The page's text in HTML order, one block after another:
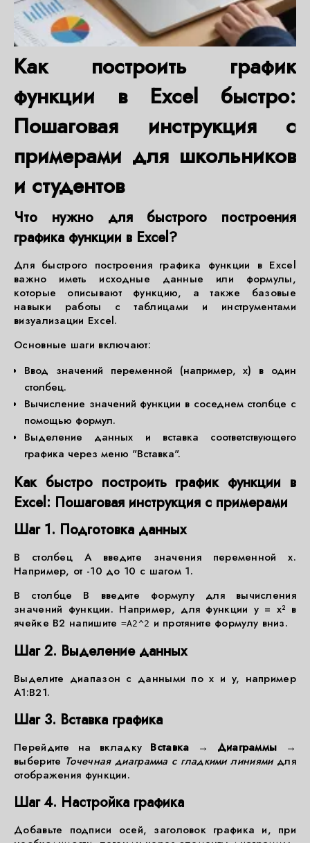
Как построить график
функции в Excel быстро:
Пошаговая инструкция с
примерами для школьников
и студентов
Что нужно для быстрого построения
графика функции в Excel?
Для быстрого построения графика функции в Excel
важно иметь исходные данные или формулы,
которые описывают функцию, а также базовые
навыки работы с таблицами и инструментами
визуализации Excel.
Основные шаги включают:
Ввод значений переменной (например, x) в один
столбец.
Вычисление значений функции в соседнем столбце с
помощью формул.
Выделение данных и вставка соответствующего
графика через меню "Вставка".
Как быстро построить график функции в
Excel: Пошаговая инструкция с примерами
Шаг 1. Подготовка данных
В столбец A введите значения переменной x.
Например, от -10 до 10 с шагом 1.
В столбце B введите формулу для вычисления
значений функции. Например, для функции y = x² в
ячейке B2 напишите =A2^2 и протяните формулу вниз.
Шаг 2. Выделение данных
Выделите диапазон с данными по x и y, например
A1:B21.
Шаг 3. Вставка графика
Перейдите на вкладку Вставка → Диаграммы →
выберите Точечная диаграмма с гладкими линиямидля
отображения функции.
Шаг 4. Настройка графика
Добавьте подписи осей, заголовок графика и, при